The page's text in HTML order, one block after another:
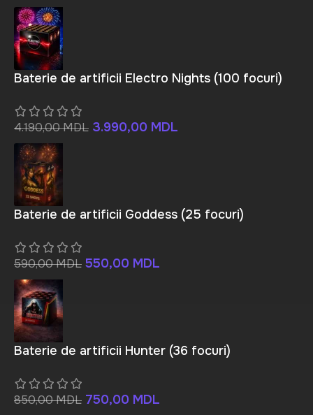
Baterie de artificii Electro Nights (100 focuri)
4.190,00MDL 3.990,00 MDL
Baterie de artificii Goddess (25 focuri)
590,00MDL 550,00 MDL
Baterie de artificii Hunter (36 focuri)
850,00MDL 750,00 MDL